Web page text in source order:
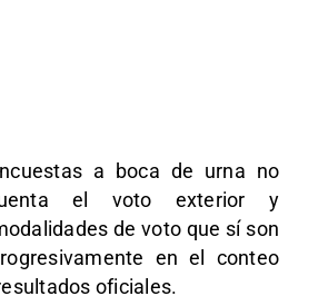
a boca de urna no
el voto exterior y
de voto que sí son
en el conteo
oficiales.